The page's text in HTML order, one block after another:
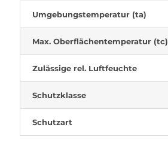
Umgebungstemperatur (ta)
Max. Oberflächentemperatur (tc)
Zulässige rel. Luftfeuchte
Schutzklasse
Schutzart